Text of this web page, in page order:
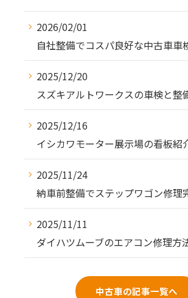
2026/02/01
自社整備でコスパ良好な中古車車
2025/12/20
スズキアルトワークスの車検と整
2025/12/16
イシカワモーター展示場の看板紹
2025/11/24
納車前整備でステップワゴン修理
2025/11/11
ダイハツムーブのエアコン修理方
中古車の記事一覧へ